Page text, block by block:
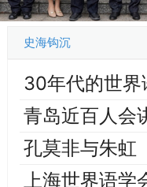
史海钩沉
30年代的世
青岛近百人会
孔莫非与朱虹
上海世界语学